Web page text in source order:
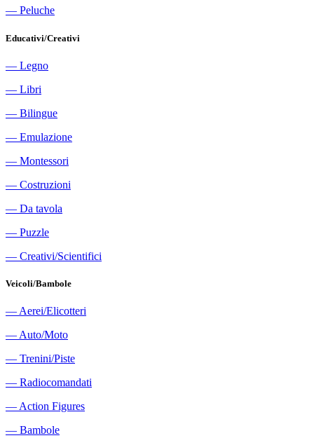
― Peluche
Educativi/Creativi
― Legno
― Libri
― Bilingue
― Emulazione
― Montessori
― Costruzioni
― Da tavola
― Puzzle
― Creativi/Scientifici
Veicoli/Bambole
― Aerei/Elicotteri
― Auto/Moto
― Trenini/Piste
― Radiocomandati
― Action Figures
― Bambole